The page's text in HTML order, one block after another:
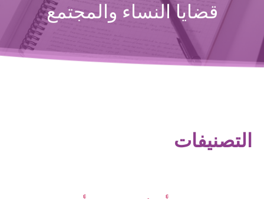
قضايا النساء والمجتمع
التصنيفات